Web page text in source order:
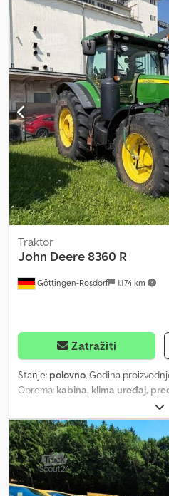
Göttingen-Rosdorf 1.174 km
Traktor
John Deere8360 R
Zatražiti
Stanje: polovno, Godina
Oprema: kabina, klima uređaj,
0010 John Deere 8360R 0020
IF600/70R30 BKT, otprilike 20%
IF800/70R38 BKT, otprilike 90%
prednja hidraulika 0060 5
ventila, zadnja strana Codpszr
gornji zglob 0080 Sistem za